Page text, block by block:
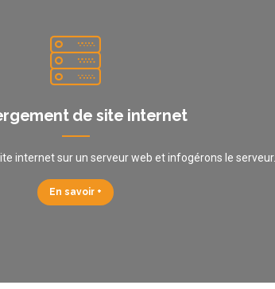
de site internet
internet sur un serveur web et infogérons le serveur.
En savoir +